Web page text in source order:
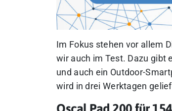
Im Fokus stehen vor allem
wir auch im Test. Dazu gibt
und auch ein Outdoor-
wird in drei Werktagen